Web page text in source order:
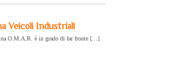
Veicoli Industriali
O.M.A.R. è in grado di far fronte […]